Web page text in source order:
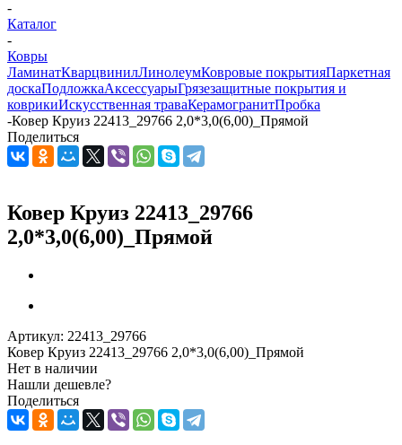
-
Каталог
-
Ковры
ЛаминатКварцвинилЛинолеумКовровые покрытияПаркетная
доскаПодложкаАксессуарыГрязезащитные покрытия и
коврикиИскусственная траваКерамогранитПробка
-Ковер Круиз 22413_29766 2,0*3,0(6,00)_Прямой
Поделиться
Ковер Круиз 22413_29766
2,0*3,0(6,00)_Прямой
Артикул: 22413_29766
Ковер Круиз 22413_29766 2,0*3,0(6,00)_Прямой
Нет в наличии
Нашли дешевле?
Поделиться